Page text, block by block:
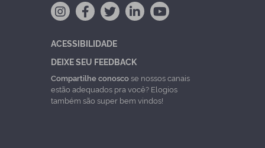
ACESSIBILIDADE
DEIXE SEU FEEDBACK
Compartilhe conoscose nossos canais
estão adequados pra você? Elogios
também são super bem vindos!